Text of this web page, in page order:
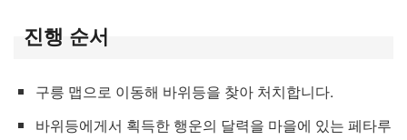
진행 순서
구릉 맵으로 이동해 바위등을 찾아 처치합니다.
바위등에게서 획득한 행운의 달력을 마을에 있는 페타루